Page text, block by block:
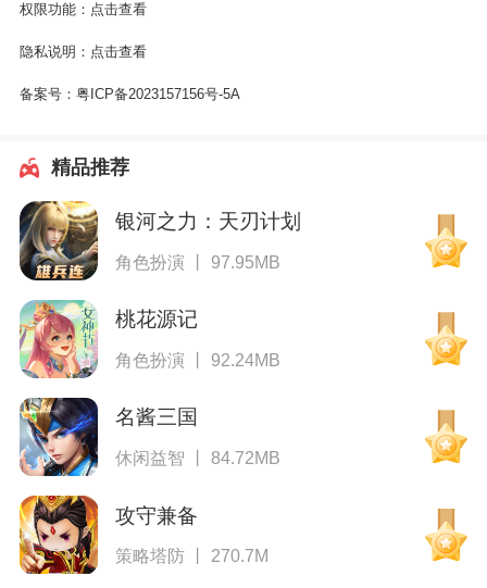
权限功能： 点击查看
隐私说明： 点击查看
备案号： 粤ICP备2023157156号-5A
精品推荐
银河之力：天刃计划
角色扮演 丨 97.95MB
桃花源记
角色扮演 丨 92.24MB
名酱三国
休闲益智 丨 84.72MB
攻守兼备
策略塔防 丨 270.7M